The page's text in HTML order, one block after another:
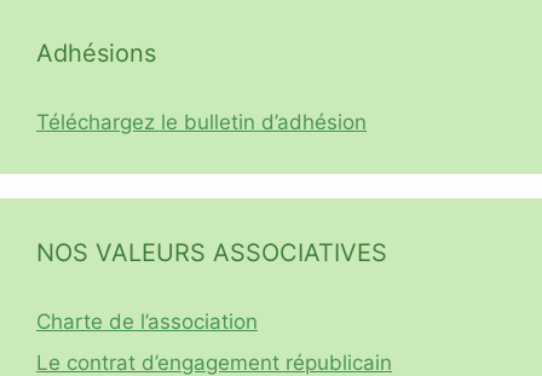
Adhésions
Téléchargez le bulletin d’adhésion
NOS VALEURS ASSOCIATIVES
Charte de l’association
Le contrat d’engagement républicain